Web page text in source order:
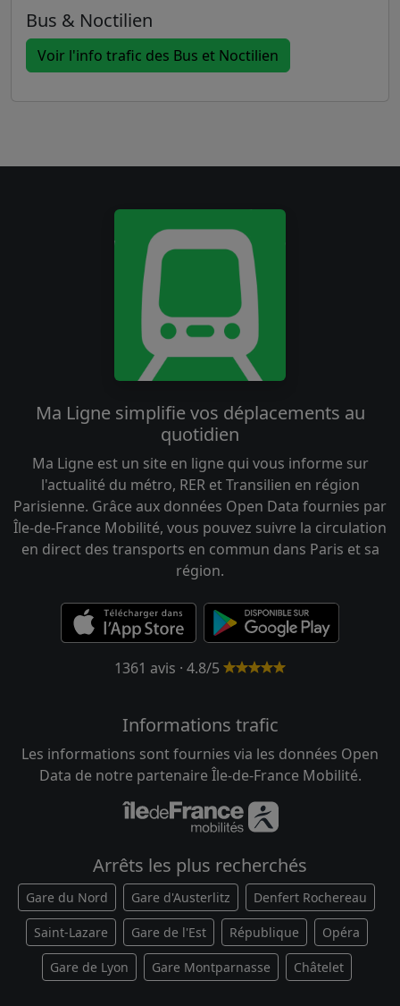
Bus & Noctilien
Voir l'info trafic des Bus et Noctilien
Ma Ligne simplifie vos déplacements au
quotidien
Ma Ligne est un site en ligne qui vous informe sur
l'actualité du métro, RER et Transilien en région
Parisienne. Grâce aux données Open Data fournies par
Île-de-France Mobilité, vous pouvez suivre la circulation
en direct des transports en commun dans Paris et sa
région.
1361 avis · 4.8/5
Informations trafic
Les informations sont fournies via les données Open
Data de notre partenaire Île-de-France Mobilité.
Arrêts les plus recherchés
Gare du Nord Gare d'Austerlitz Denfert Rochereau
Saint-Lazare Gare de l'Est République Opéra
Gare de Lyon Gare Montparnasse Châtelet